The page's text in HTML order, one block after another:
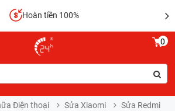
Hoàn tiền 100%
0
Điện thoại Sửa Xiaomi
Sửa Redmi